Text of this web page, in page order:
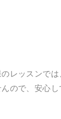
レッスンでは
ので、安心